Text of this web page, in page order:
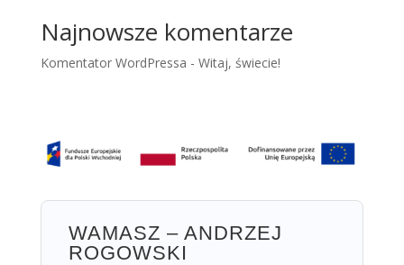
Najnowsze komentarze
Komentator WordPressa - Witaj, świecie!
WAMASZ – ANDRZEJ
ROGOWSKI